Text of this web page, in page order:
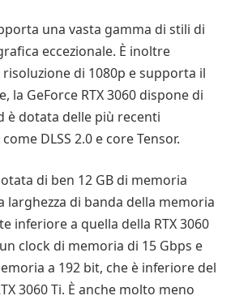
una vasta gamma di stili di
eccezionale. È inoltre
di 1080p e supporta il
la GeForce RTX 3060 dispone di
è dotata delle più recenti
DLSS 2.0 e core Tensor.
di ben 12 GB di memoria
larghezza di banda della memoria
inferiore a quella della RTX 3060
un clock di memoria di 15 Gbps e
a 192 bit, che è inferiore del
3060 Ti. È anche molto meno